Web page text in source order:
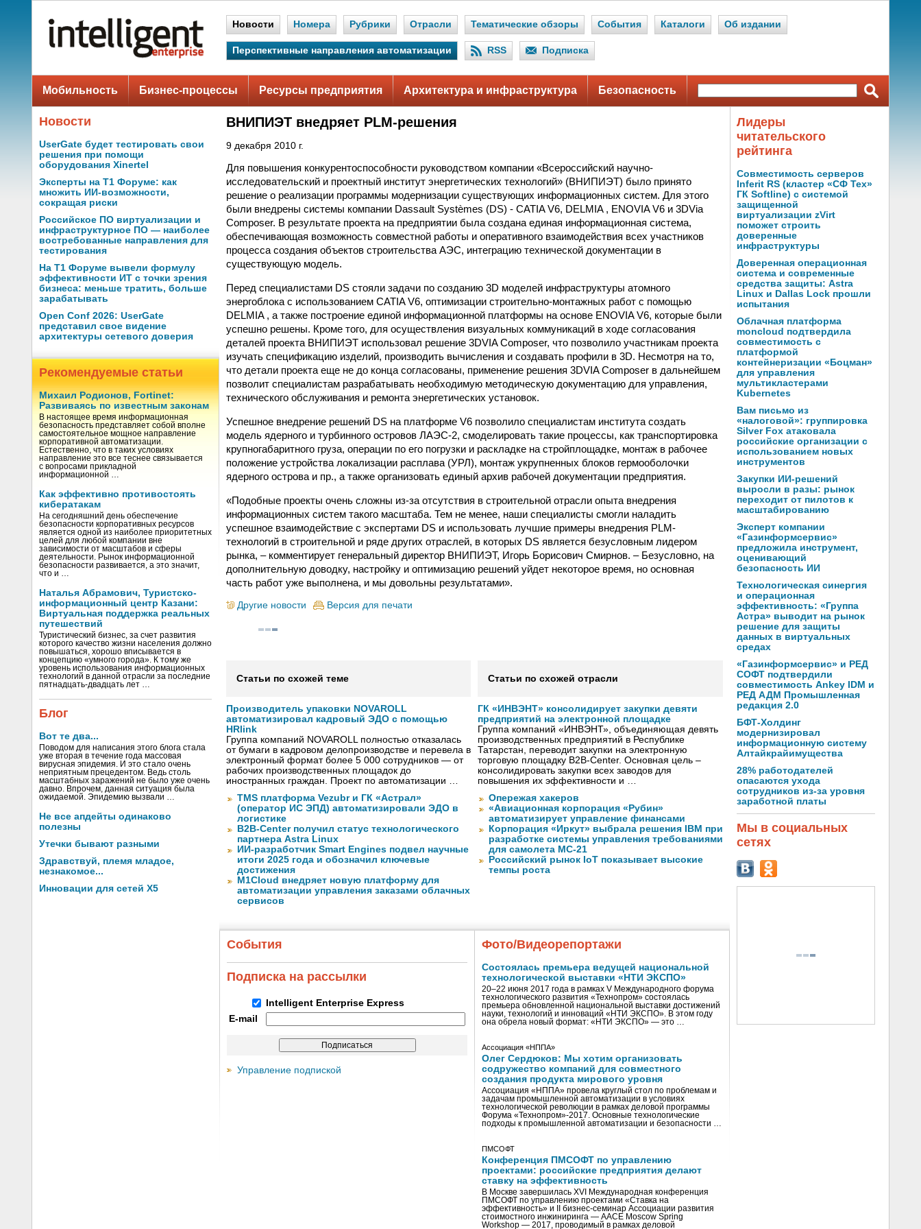
Новости Номера Рубрики Отрасли Тематические обзоры События Каталоги Об издании
Перспективные направления автоматизации RSS Подписка
Мобильность Бизнес-процессы Ресурсы предприятия Архитектура и инфраструктура Безопасность
Новости
UserGate будет тестировать свои
решения при помощи
оборудования Xinertel
Эксперты на Т1 Форуме: как
множить ИИ-возможности,
сокращая риски
Российское ПО виртуализации и
инфраструктурное ПО — наиболее
востребованные направления для
тестирования
На Т1 Форуме вывели формулу
эффективности ИТ с точки зрения
бизнеса: меньше тратить, больше
зарабатывать
Open Conf 2026: UserGate
представил свое видение
архитектуры сетевого доверия
Рекомендуемые статьи
Михаил Родионов, Fortinet:
Развиваясь по известным законам
В настоящее время информационная
безопасность представляет собой вполне
самостоятельное мощное направление
корпоративной автоматизации.
Естественно, что в таких условиях
направление это все теснее связывается
с вопросами прикладной
информационной …
Как эффективно противостоять
кибератакам
На сегодняшний день обеспечение
безопасности корпоративных ресурсов
является одной из наиболее приоритетных
целей для любой компании вне
зависимости от масштабов и сферы
деятельности. Рынок информационной
безопасности развивается, а это значит,
что и …
Наталья Абрамович, Туристско-
информационный центр Казани:
Виртуальная поддержка реальных
путешествий
Туристический бизнес, за счет развития
которого качество жизни населения должно
повышаться, хорошо вписывается в
концепцию «умного города». К тому же
уровень использования информационных
технологий в данной отрасли за последние
пятнадцать-двадцать лет …
Блог
Вот те два...
Поводом для написания этого блога стала
уже вторая в течение года массовая
вирусная эпидемия. И это стало очень
неприятным прецедентом. Ведь столь
масштабных заражений не было уже очень
давно. Впрочем, данная ситуация была
ожидаемой. Эпидемию вызвали …
Не все апдейты одинаково
полезны
Утечки бывают разными
Здравствуй, племя младое,
незнакомое...
Инновации для сетей X5
ВНИПИЭТ внедряет PLM-решения
9 декабря 2010 г.
Для повышения конкурентоспособности руководством компании «Всероссийский научно-
исследовательский и проектный институт энергетических технологий» (ВНИПИЭТ) было принято
решение о реализации программы модернизации существующих информационных систем. Для этого
были внедрены системы компании Dassault Systèmes (DS) - CATIA V6, DELMIA , ENOVIA V6 и 3DVia
Composer. В результате проекта на предприятии была создана единая информационная система,
обеспечивающая возможность совместной работы и оперативного взаимодействия всех участников
процесса создания объектов строительства АЭС, интеграцию технической документации в
существующую модель.
Перед специалистами DS стояли задачи по созданию 3D моделей инфраструктуры атомного
энергоблока с использованием CATIA V6, оптимизации строительно-монтажных работ с помощью
DELMIA , а также построение единой информационной платформы на основе ENOVIA V6, которые были
успешно решены. Кроме того, для осуществления визуальных коммуникаций в ходе согласования
деталей проекта ВНИПИЭТ использовал решение 3DVIA Composer, что позволило участникам проекта
изучать спецификацию изделий, производить вычисления и создавать профили в 3D. Несмотря на то,
что детали проекта еще не до конца согласованы, применение решения 3DVIA Composer в дальнейшем
позволит специалистам разрабатывать необходимую методическую документацию для управления,
технического обслуживания и ремонта энергетических установок.
Успешное внедрение решений DS на платформе V6 позволило специалистам института создать
модель ядерного и турбинного островов ЛАЭС-2, смоделировать такие процессы, как транспортировка
крупногабаритного груза, операции по его погрузки и раскладке на стройплощадке, монтаж в рабочее
положение устройства локализации расплава (УРЛ), монтаж укрупненных блоков гермооболочки
ядерного острова и пр., а также организовать единый архив рабочей документации предприятия.
«Подобные проекты очень сложны из-за отсутствия в строительной отрасли опыта внедрения
информационных систем такого масштаба. Тем не менее, наши специалисты смогли наладить
успешное взаимодействие с экспертами DS и использовать лучшие примеры внедрения PLM-
технологий в строительной и ряде других отраслей, в которых DS является безусловным лидером
рынка, – комментирует генеральный директор ВНИПИЭТ, Игорь Борисович Смирнов. – Безусловно, на
дополнительную доводку, настройку и оптимизацию решений уйдет некоторое время, но основная
часть работ уже выполнена, и мы довольны результатами».
Другие новости Версия для печати
Статьи по схожей теме
Производитель упаковки NOVAROLL
автоматизировал кадровый ЭДО с помощью
HRlink
Группа компаний NOVAROLL полностью отказалась
от бумаги в кадровом делопроизводстве и перевела в
электронный формат более 5 000 сотрудников — от
рабочих производственных площадок до
иностранных граждан. Проект по автоматизации …
TMS платформа Vezubr и ГК «Астрал»
(оператор ИС ЭПД) автоматизировали ЭДО в
логистике
B2B-Center получил статус технологического
партнера Astra Linux
ИИ-разработчик Smart Engines подвел научные
итоги 2025 года и обозначил ключевые
достижения
M1Cloud внедряет новую платформу для
автоматизации управления заказами облачных
сервисов
Статьи по схожей отрасли
ГК «ИНВЭНТ» консолидирует закупки девяти
предприятий на электронной площадке
Группа компаний «ИНВЭНТ», объединяющая девять
производственных предприятий в Республике
Татарстан, переводит закупки на электронную
торговую площадку B2B-Center. Основная цель –
консолидировать закупки всех заводов для
повышения их эффективности и …
Опережая хакеров
«Авиационная корпорация «Рубин»
автоматизирует управление финансами
Корпорация «Иркут» выбрала решения IBM при
разработке системы управления требованиями
для самолета МС-21
Российский рынок IoT показывает высокие
темпы роста
События
Подписка на рассылки
Intelligent Enterprise Express
E-mail
Управление подпиской
Фото/Видеорепортажи
Состоялась премьера ведущей национальной
технологической выставки «НТИ ЭКСПО»
20–22 июня 2017 года в рамках V Международного форума
технологического развития «Технопром» состоялась
премьера обновленной национальной выставки достижений
науки, технологий и инноваций «НТИ ЭКСПО». В этом году
она обрела новый формат: «НТИ ЭКСПО» — это …
Ассоциация «НППА»
Олег Сердюков: Мы хотим организовать
содружество компаний для совместного
создания продукта мирового уровня
Ассоциация «НППА» провела круглый стол по проблемам и
задачам промышленной автоматизации в условиях
технологической революции в рамках деловой программы
Форума «Технопром»-2017. Основные технологические
подходы к промышленной автоматизации и безопасности …
ПМСОФТ
Конференция ПМСОФТ по управлению
проектами: российские предприятия делают
ставку на эффективность
В Москве завершилась XVI Международная конференция
ПМСОФТ по управлению проектами «Ставка на
эффективность» и II бизнес-семинар Ассоциации развития
стоимостного инжиниринга — AACE Moscow Spring
Workshop — 2017, проводимый в рамках деловой
Лидеры
читательского
рейтинга
Совместимость серверов
Inferit RS (кластер «СФ Тех»
ГК Softline) с системой
защищенной
виртуализации zVirt
поможет строить
доверенные
инфраструктуры
Доверенная операционная
система и современные
средства защиты: Astra
Linux и Dallas Lock прошли
испытания
Облачная платформа
moncloud подтвердила
совместимость с
платформой
контейнеризации «Боцман»
для управления
мультикластерами
Kubernetes
Вам письмо из
«налоговой»: группировка
Silver Fox атаковала
российские организации с
использованием новых
инструментов
Закупки ИИ-решений
выросли в разы: рынок
переходит от пилотов к
масштабированию
Эксперт компании
«Газинформсервис»
предложила инструмент,
оценивающий
безопасность ИИ
Технологическая синергия
и операционная
эффективность: «Группа
Астра» выводит на рынок
решение для защиты
данных в виртуальных
средах
«Газинформсервис» и РЕД
СОФТ подтвердили
совместимость Ankey IDM и
РЕД АДМ Промышленная
редакция 2.0
БФТ-Холдинг
модернизировал
информационную систему
Алтайкрайимущества
28% работодателей
опасаются ухода
сотрудников из-за уровня
заработной платы
Мы в социальных
сетях